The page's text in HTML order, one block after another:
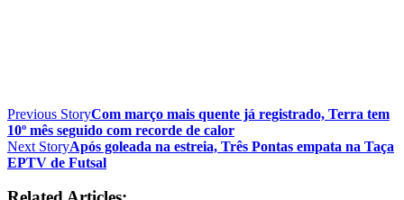
Previous StoryCom março mais quente já registrado, Terra tem
10º mês seguido com recorde de calor
Next StoryApós goleada na estreia, Três Pontas empata na Taça
EPTV de Futsal